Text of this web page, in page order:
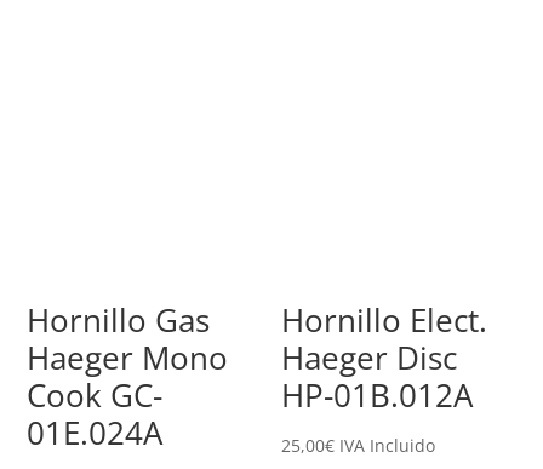
Hornillo Gas
Haeger Mono
Cook GC-
01E.024A
Hornillo Elect.
Haeger Disc
HP-01B.012A
25,00€ IVA Incluido